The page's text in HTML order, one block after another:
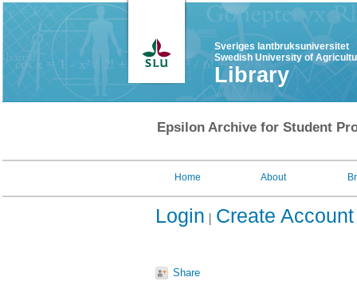
Sveriges lantbruksuniversitet
Swedish University of
Library
Epsilon Archive for Student
Home About
Login Create Account
Share